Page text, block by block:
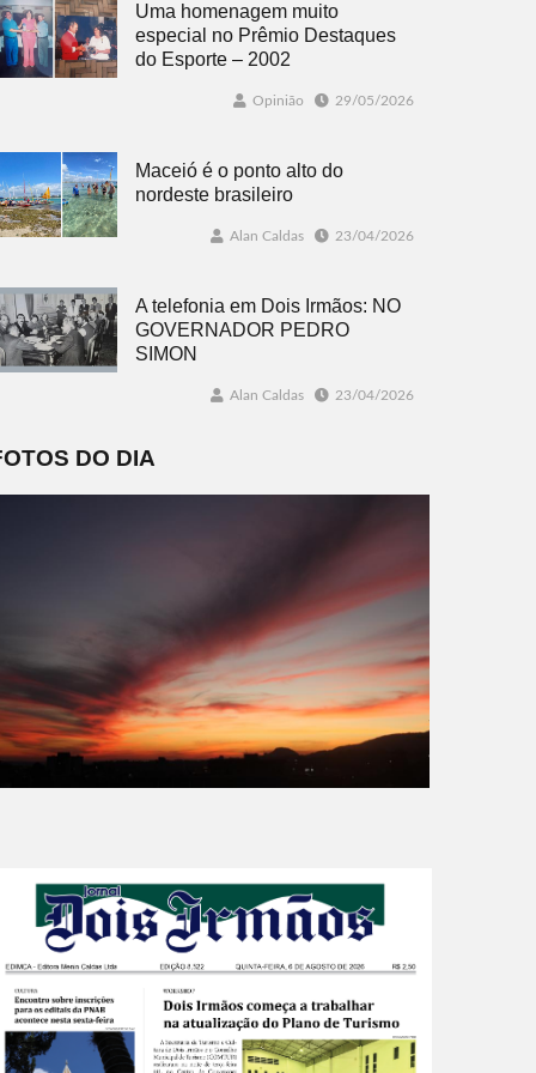
Uma homenagem muito
especial no Prêmio Destaques
do Esporte – 2002
Opinião 29/05/2026
Maceió é o ponto alto do
nordeste brasileiro
Alan Caldas 23/04/2026
A telefonia em Dois Irmãos: NO
GOVERNADOR PEDRO
SIMON
Alan Caldas 23/04/2026
DO DIA